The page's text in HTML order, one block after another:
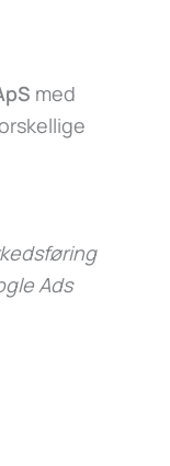
med
Ads